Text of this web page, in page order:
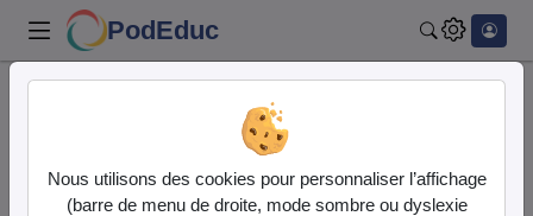
PodEduc
Normandie - Collège Nicolas-Jacques Conté - Sées
La Dernière Seconde-4c-Quand Le Son Crée L'I…
Nous utilisons des cookies pour personnaliser l’affichage
(barre de menu de droite, mode sombre ou dyslexie